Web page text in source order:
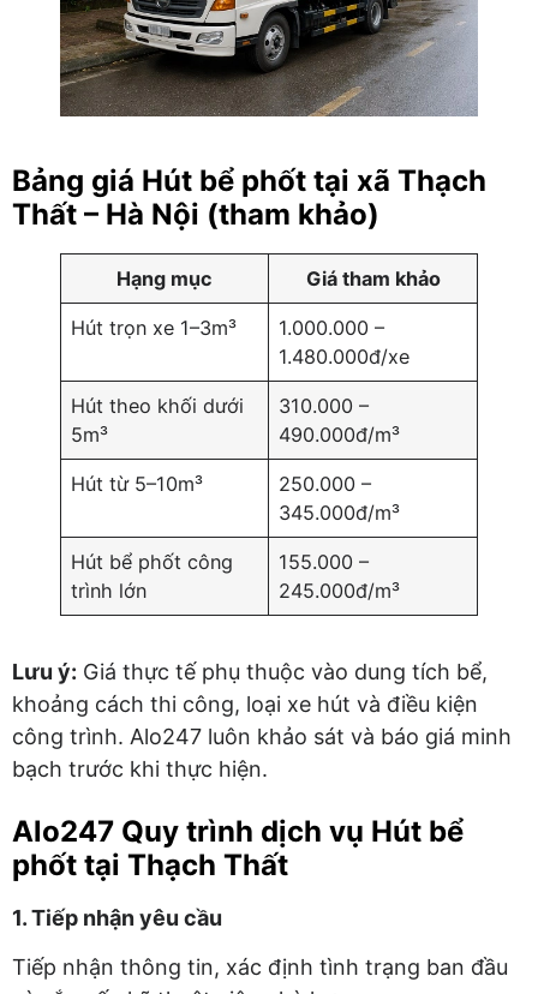
Bảng giá Hút bể phốt tại xã Thạch
Thất – Hà Nội (tham khảo)
Hạng mục Giá tham khảo
Hút trọn xe 1–3m³
1.000.000 –
1.480.000đ/xe
Hút theo khối dưới
5m³
310.000 –
490.000đ/m³
Hút từ 5–10m³
250.000 –
345.000đ/m³
Hút bể phốt công
trình lớn
155.000 –
245.000đ/m³
Lưu ý: Giá thực tế phụ thuộc vào dung tích bể,
khoảng cách thi công, loại xe hút và điều kiện
công trình. Alo247 luôn khảo sát và báo giá minh
bạch trước khi thực hiện.
Alo247 Quy trình dịch vụ Hút bể
phốt tại Thạch Thất
1. Tiếp nhận yêu cầu
Tiếp nhận thông tin, xác định tình trạng ban đầu